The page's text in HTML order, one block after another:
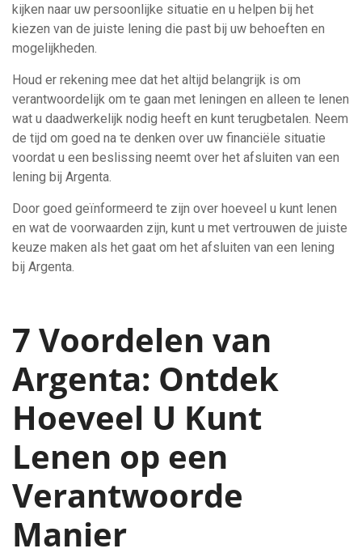
kijken naar uw persoonlijke situatie en u helpen bij het
kiezen van de juiste lening die past bij uw behoeften en
mogelijkheden.
Houd er rekening mee dat het altijd belangrijk is om
verantwoordelijk om te gaan met leningen en alleen te lenen
wat u daadwerkelijk nodig heeft en kunt terugbetalen. Neem
de tijd om goed na te denken over uw financiële situatie
voordat u een beslissing neemt over het afsluiten van een
lening bij Argenta.
Door goed geïnformeerd te zijn over hoeveel u kunt lenen
en wat de voorwaarden zijn, kunt u met vertrouwen de juiste
keuze maken als het gaat om het afsluiten van een lening
bij Argenta.
7 Voordelen van
Argenta: Ontdek
Hoeveel U Kunt
Lenen op een
Verantwoorde
Manier